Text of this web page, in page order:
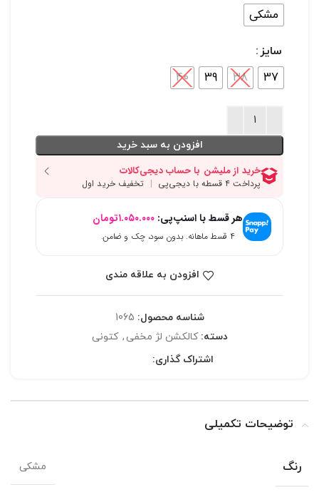
مشکی
سایز
37
38
39
40
افزودن به سبد خرید
هر قسط با اسنپ‌پی: ۱.۰۵۰.۰۰۰تومان
۴ قسط ماهانه. بدون سود، چک و ضامن.
افزودن به علاقه مندی
شناسه محصول: 1065
دسته: کالکشن لژ مخفی , کتونی
اشتراک گذاری:
توضیحات تکمیلی
رنگ مشکی